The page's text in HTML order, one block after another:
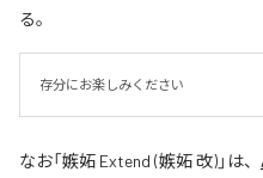
る。
存分にお楽しみください
なお「嫉妬 Extend (嫉妬 改)」は、